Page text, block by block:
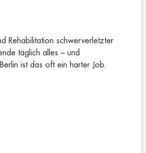
Rehabilitation schwerverletzter
täglich alles – und
ist das oft ein harter Job.